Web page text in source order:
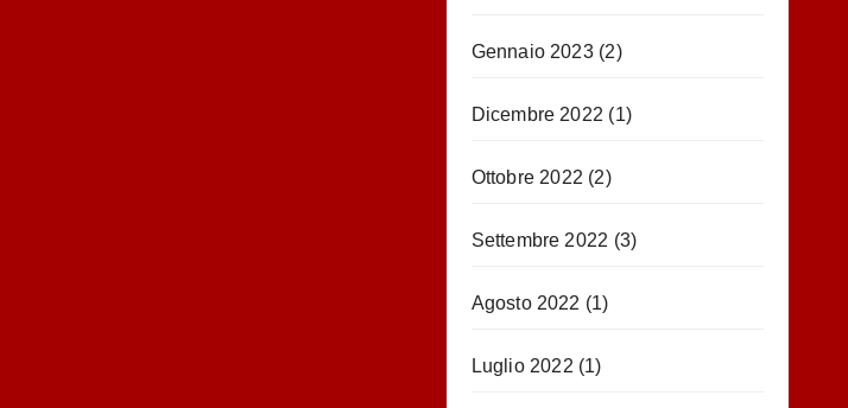
Gennaio 2023(2)
Dicembre 2022 (1)
Ottobre 2022 (2)
Settembre 2022 (3)
Agosto 2022 (1)
Luglio 2022 (1)